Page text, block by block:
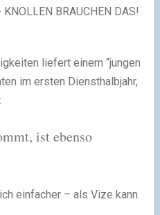
KNOLLEN BRAUCHEN DAS!
liefert einem “jungen
im ersten Diensthalbjahr,
ist ebenso
einfacher – als Vize kann